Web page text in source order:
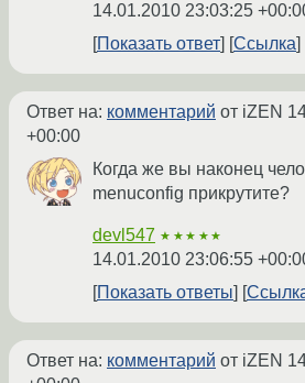
14.01.2010 23:03:25
Показать ответ
Ссылка
Ответ на: комментарий от iZEN
+00:00
Когда же вы наконец
menuconfig прикрутите?
devl547 ★★★★★
14.01.2010 23:06:55
Показать ответы
Ответ на: комментарий от iZEN